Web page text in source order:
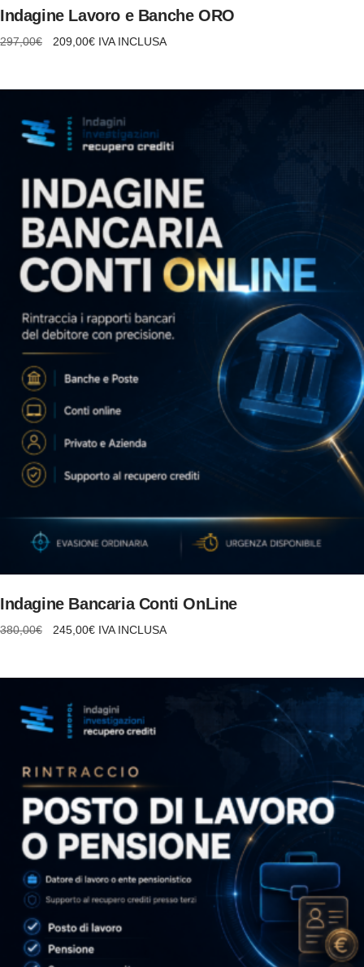
Indagine Lavoro e Banche ORO
297,00€
Il
209,00€IlIVA INCLUSA
AGGIUNGI AL CARRELLO
Indagine Bancaria Conti OnLine
380,00€
Il
380,00€.
245,00€Il
245,00€.
IVA INCLUSA